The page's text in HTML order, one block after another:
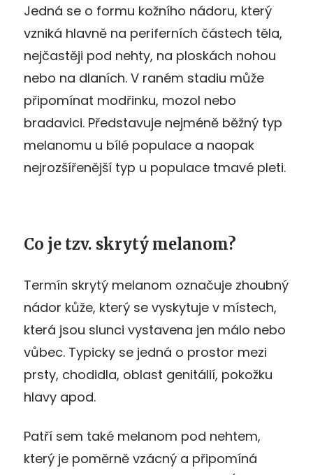
Jedná se o formu kožního nádoru, který
vzniká hlavně na periferních částech těla,
nejčastěji pod nehty, na ploskách nohou
nebo na dlaních. V raném stadiu může
připomínat modřinku, mozol nebo
bradavici. Představuje nejméně běžný typ
melanomu u bílé populace a naopak
nejrozšířenější typ u populace tmavé pleti.
Co je tzv. skrytý melanom?
Termín skrytý melanom označuje zhoubný
nádor kůže, který se vyskytuje v místech,
která jsou slunci vystavena jen málo nebo
vůbec. Typicky se jedná o prostor mezi
prsty, chodidla, oblast genitálií, pokožku
hlavy apod.
Patří sem také melanom pod nehtem,
který je poměrně vzácný a připomíná